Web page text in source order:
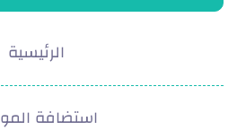
الرئيسية
استضافة